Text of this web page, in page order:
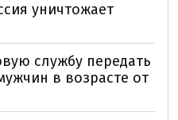
уничтожает
службу передать
в возрасте от